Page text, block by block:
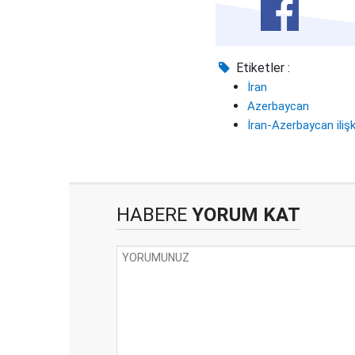
Etiketler :
İran
Azerbaycan
İran-Azerbaycan
HABERE YORUM KAT